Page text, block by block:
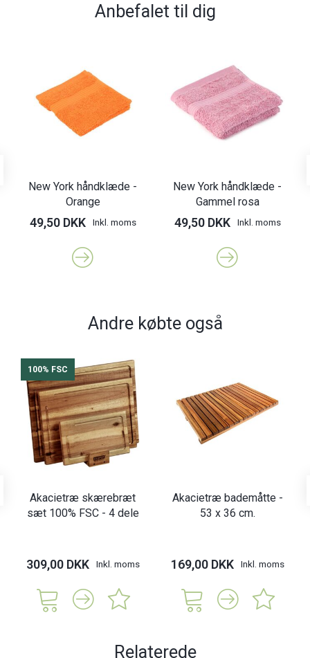
Anbefalet til dig
New York håndklæde -
Orange
49,50 DKK Inkl. moms
New York håndklæde -
Gammel rosa
49,50 DKK Inkl. moms
Andre købte også
100% FSC
Akacietræ skærebræt
sæt 100% FSC - 4 dele
309,00 DKK Inkl. moms
Akacietræ bademåtte -
53 x 36 cm.
169,00 DKK Inkl. moms
Relaterede